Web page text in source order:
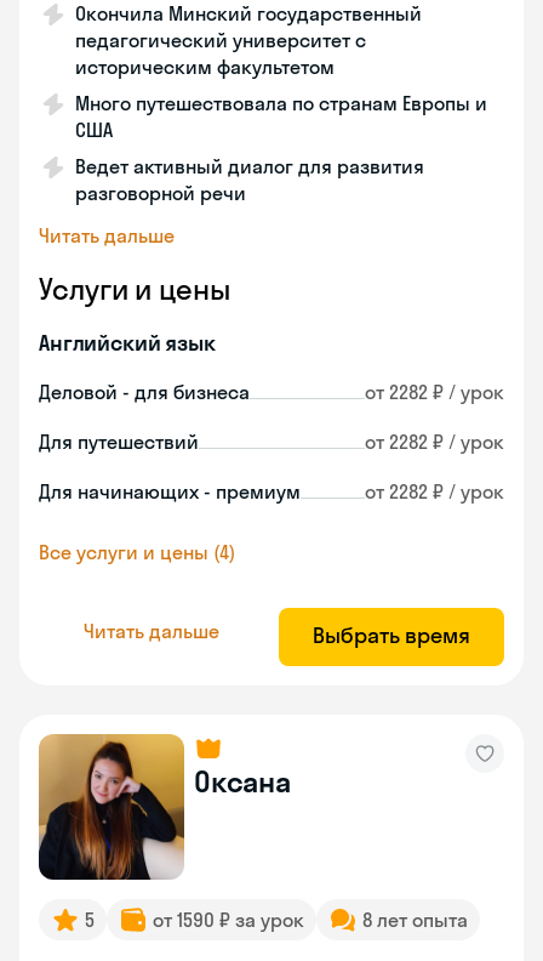
Окончила Минский государственный
педагогический университет с
историческим факультетом
Много путешествовала по странам Европы и
США
Ведет активный диалог для развития
разговорной речи
Читать дальше
Услуги и цены
Английский язык
Деловой - для бизнеса от 2282 ₽ / урок
Для путешествий от 2282 ₽ / урок
Для начинающих - премиум от 2282 ₽ / урок
Все услуги и цены (4)
Читать дальше Выбрать время
Оксана
5 от 1590 ₽ за урок 8 лет опыта